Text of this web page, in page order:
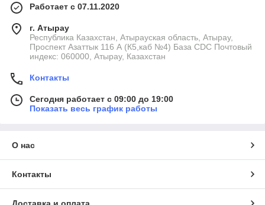
Работает с 07.11.2020
г. Атырау
Республика Казахстан, Атырауская область, Атырау,
Проспект Азаттык 116 А (К5,каб №4) База CDC Почтовый
индекс: 060000, Атырау, Казахстан
Контакты
Сегодня работает с 09:00 до 19:00
Показать весь график работы
О нас
Контакты